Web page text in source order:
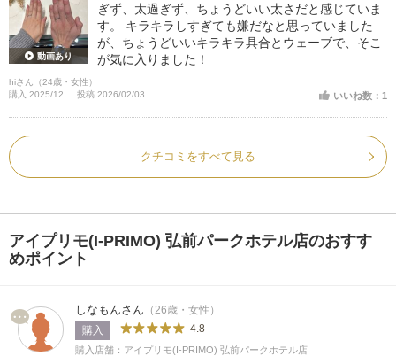
動画あり
ぎず、太過ぎず、ちょうどいい太さだと感じていま
す。 キラキラしすぎても嫌だなと思っていました
が、ちょうどいいキラキラ具合とウェーブで、そこ
が気に入りました！
hiさん（24歳・女性）
購入 2025/12
投稿 2026/02/03 いいね数：1
クチコミをすべて見る
アイプリモ(I-PRIMO) 弘前パークホテル店のおすす
めポイント
しなもんさん （26歳・女性）
購入
4.8
購入店舗：アイプリモ(I-PRIMO) 弘前パークホテル店